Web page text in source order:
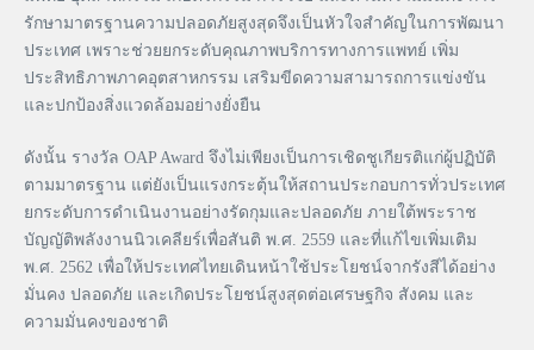
รักษามาตรฐานความปลอดภัยสูงสุดจึงเป็นหัวใจสำคัญในการพัฒนา
ประเทศ เพราะช่วยยกระดับคุณภาพบริการทางการแพทย์ เพิ่ม
ประสิทธิภาพภาคอุตสาหกรรม เสริมขีดความสามารถการแข่งขัน
และปกป้องสิ่งแวดล้อมอย่างยั่งยืน
ดังนั้น รางวัล OAP Award จึงไม่เพียงเป็นการเชิดชูเกียรติแก่ผู้ปฏิบัติ
ตามมาตรฐาน แต่ยังเป็นแรงกระตุ้นให้สถานประกอบการทั่วประเทศ
ยกระดับการดำเนินงานอย่างรัดกุมและปลอดภัย ภายใต้พระราช
บัญญัติพลังงานนิวเคลียร์เพื่อสันติ พ.ศ. 2559 และที่แก้ไขเพิ่มเติม
พ.ศ. 2562 เพื่อให้ประเทศไทยเดินหน้าใช้ประโยชน์จากรังสีได้อย่าง
มั่นคง ปลอดภัย และเกิดประโยชน์สูงสุดต่อเศรษฐกิจ สังคม และ
ความมั่นคงของชาติ